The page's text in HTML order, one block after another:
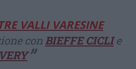
VALLI VARESINE
con BIEFFE CICLIe